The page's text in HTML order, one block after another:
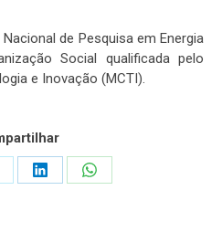
de Pesquisa em Energia
Social qualificada pelo
e Inovação (MCTI).
Share
Share